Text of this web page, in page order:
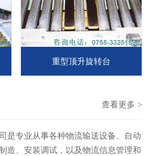
重型顶升旋转台
查看更多 >
是专业从事各种物流输送设备、自动
造、安装调试，以及物流信息管理和